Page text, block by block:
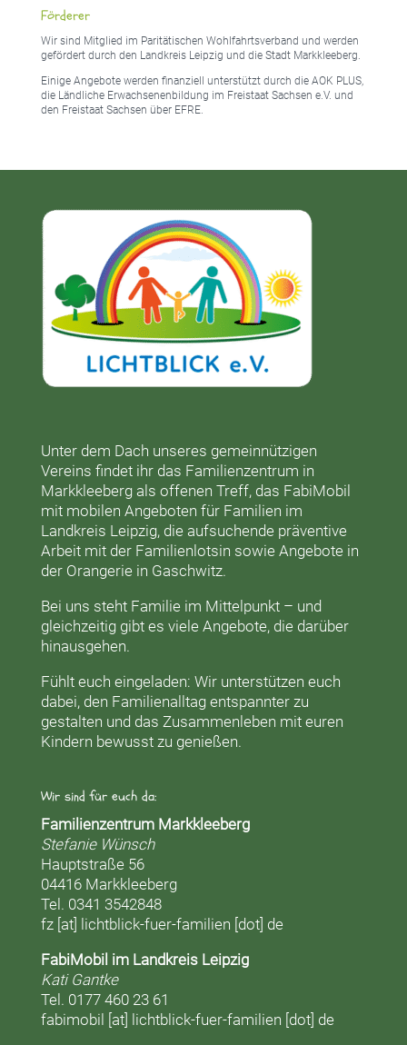
Förderer
Wir sind Mitglied im Paritätischen Wohlfahrtsverband und werden
gefördert durch den Landkreis Leipzig und die Stadt Markkleeberg.
Einige Angebote werden finanziell unterstützt durch die AOK PLUS,
die Ländliche Erwachsenenbildung im Freistaat Sachsen e.V. und
den Freistaat Sachsen über EFRE.
Unter dem Dach unseres gemeinnützigen
Vereins findet ihr das Familienzentrum in
Markkleebergals offenen Treff, das FabiMobil
mit mobilen Angeboten für Familien im
Landkreis Leipzig, die aufsuchende präventive
Arbeit mit der Familienlotsin sowie Angebote in
der Orangeriein Gaschwitz.
Bei uns steht Familie im Mittelpunkt – und
gleichzeitig gibt es viele Angebote, die darüber
hinausgehen.
Fühlt euch eingeladen: Wir unterstützen euch
dabei, den Familienalltag entspannter zu
gestalten und das Zusammenleben mit euren
Kindern bewusst zu genießen.
Wir sind für euch da:
Familienzentrum Markkleeberg
Stefanie Wünsch
Hauptstraße 56
04416 Markkleeberg
Tel. 0341 3542848
fz [at] lichtblick-fuer-familien [dot] de
FabiMobil im Landkreis Leipzig
Kati Gantke
Tel. 0177 460 23 61
fabimobil [at] lichtblick-fuer-familien [dot] de